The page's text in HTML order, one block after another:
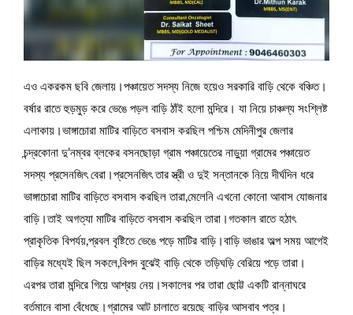
এও একরকম ছবি জেলায়।পঞ্চায়েত সদস্য নিজে হয়েও সরকারি বাড়ি থেকে বঞ্চিত।
বর্ষার রাতে হুড়মুড় করে ভেঙে পড়ল বাড়ি ঠাঁই হলো মন্দিরে। যা নিয়ে চাঞ্চল্য সংশ্লিষ্ট
এলাকায়।ভাঙ্গাচোরা মাটির বাড়িতে বসবাস করছিল পশ্চিম মেদিনীপুর জেলার
চন্দ্রকোনা দু’নম্বর ব্লকের বসনছোড়া গ্রাম পঞ্চায়েতের নাড়ুয়া গ্রামের পঞ্চায়েত
সদস্য প্রসেনজিৎ বেরা।প্রসেনজিৎ তার স্ত্রী ও দুই সন্তানকে নিয়ে দীর্ঘদিন ধরে
ভাঙ্গাচোরা মাটির বাড়িতে বসবাস করছিল তারা,মেলেনি এখনো কোনো আবাস যোজনার
বাড়ি।তাই অগত্যা মাটির বাড়িতে বসবাস করছিল তারা।গতকাল রাতে হঠাৎ
প্রাকৃতিক বিপর্যয়,প্রবল বৃষ্টিতে ভেঙে পড়ে মাটির বাড়ি।বাড়ি ভাঙার অল্প সময় আগেই
বাড়ির মধ্যেই ছিল সকলে,বিপদ বুঝেই বাড়ি থেকে তড়িঘড়ি বেরিয়ে পড়ে তারা।
এরপর তারা মন্দিরে গিয়ে আশ্রয় নেয়।সকালের পর তারা ছোট্ট একটি রান্নাঘরে
বর্তমানে বাসা বেঁধেছে।গ্রামের আট চালাতে রয়েছে বাড়ির আসবাব পত্র।